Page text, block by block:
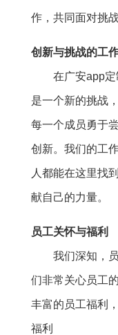
作，共同面对挑
创新与挑战的工
在广安app
是一个新的挑战
每一个成员勇于
创新。我们的工
人都能在这里找
献自己的力量。
员工关怀与福利
我们深知，
们非常关心员工
丰富的员工福利
福利